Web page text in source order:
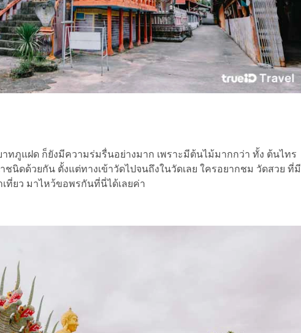
ภูแฝด ก็ยังมีความร่มรื่นอย่างมาก เพราะมีต้นไม้มากกว่า ทั้ง ต้นไทร
นิดด้วยกัน ตั้งแต่ทางเข้าวัดไปจนถึงในวัดเลย ใครอยากชม วัดสวย ที่มี
ที่ยว มาไหว้ขอพรกันที่นี่ได้เลยค่า